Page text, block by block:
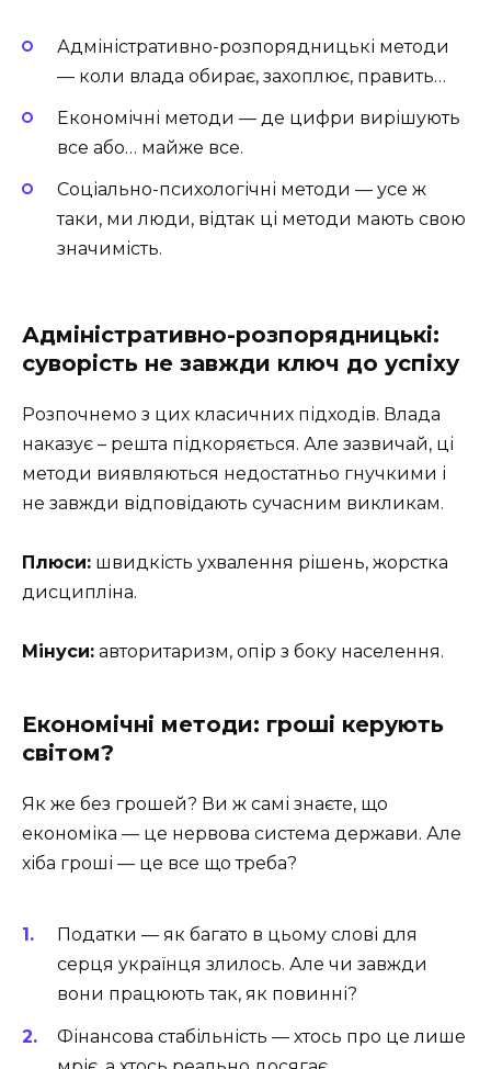
Адміністративно-розпорядницькі методи
— коли влада обирає, захоплює, править…
Економічні методи — де цифри вирішують
все або… майже все.
Соціально-психологічні методи — усе ж
таки, ми люди, відтак ці методи мають свою
значимість.
Адміністративно-розпорядницькі:
суворість не завжди ключ до успіху
Розпочнемо з цих класичних підходів. Влада
наказує – решта підкоряється. Але зазвичай, ці
методи виявляються недостатньо гнучкими і
не завжди відповідають сучасним викликам.
Плюси: швидкість ухвалення рішень, жорстка
дисципліна.
Мінуси: авторитаризм, опір з боку населення.
Економічні методи: гроші керують
світом?
Як же без грошей? Ви ж самі знаєте, що
економіка — це нервова система держави. Але
хіба гроші — це все що треба?
Податки — як багато в цьому слові для
серця українця злилось. Але чи завжди
вони працюють так, як повинні?
Фінансова стабільність — хтось про це лише